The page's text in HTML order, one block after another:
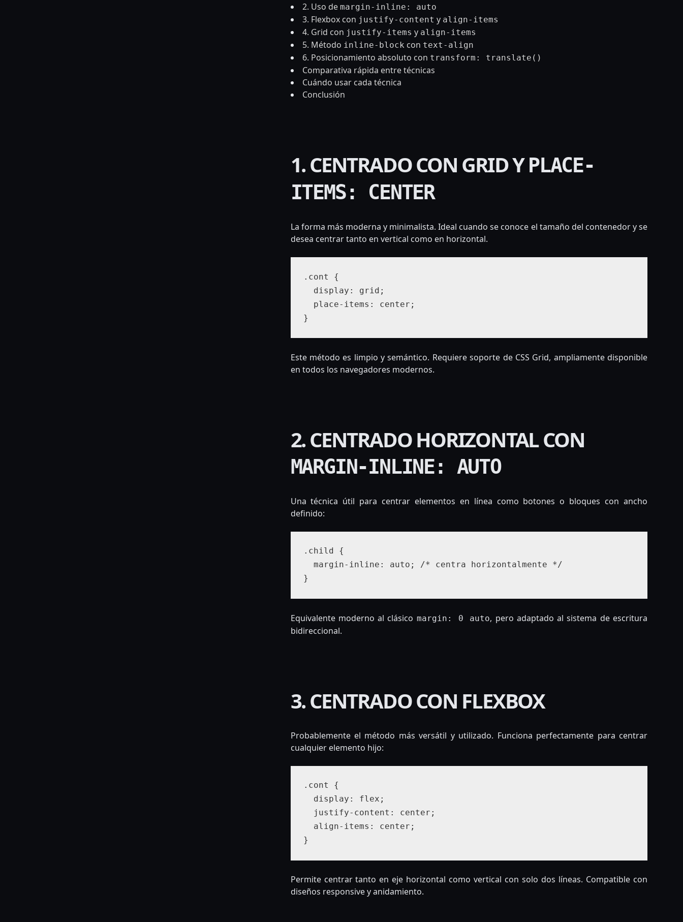
2. Uso de margin-inline: auto
3. Flexbox con justify-content y align-items
4. Grid con justify-items y align-items
5. Método inline-block con text-align
6. Posicionamiento absoluto con transform: translate()
Comparativa rápida entre técnicas
Cuándo usar cada técnica
Conclusión
1. CENTRADO CON GRID YPLACE-
ITEMS: CENTER
La forma más moderna y minimalista. Ideal cuando se conoce el tamaño del contenedor y se
desea centrar tanto en vertical como en horizontal.
.cont {
  display: grid;
  place-items: center;
Este método es limpio y semántico. Requiere soporte de CSS Grid, ampliamente disponible
en todos los navegadores modernos.
2. CENTRADO HORIZONTAL CON
MARGIN-INLINE: AUTO
Una técnica útil para centrar elementos en línea como botones o bloques con ancho
definido:
.child {
  margin-inline: auto; /* centra horizontalmente */
Equivalente moderno al clásico margin: 0 auto, pero adaptado al sistema de escritura
bidireccional.
3. CENTRADO CON FLEXBOX
Probablemente el método más versátil y utilizado. Funciona perfectamente para centrar
cualquier elemento hijo:
.cont {
  display: flex;
  justify-content: center;
  align-items: center;
Permite centrar tanto en eje horizontal como vertical con solo dos líneas. Compatible con
diseños responsive y anidamiento.